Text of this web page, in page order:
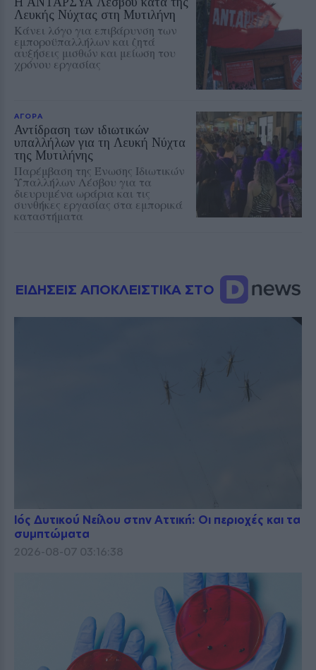
Λευκής Νύχτας στη Μυτιλήνη
Κάνει λόγο για επιβάρυνση των
εμποροϋπαλλήλων και ζητά
αυξήσεις μισθών και μείωση του
χρόνου εργασίας
ΑΓΟΡΑ
Αντίδραση των ιδιωτικών
υπαλλήλων για τη Λευκή Νύχτα
της Μυτιλήνης
Παρέμβαση της Ένωσης Ιδιωτικών
Υπαλλήλων Λέσβου για τα
διευρυμένα ωράρια και τις
συνθήκες εργασίας στα εμπορικά
καταστήματα
ΕΙΔΗΣΕΙΣ ΑΠΟΚΛΕΙΣΤΙΚΑ ΣΤΟ
Ιός Δυτικού Νείλου στην Αττική: Οι περιοχές και τα
συμπτώματα
2026-08-07 03:16:38